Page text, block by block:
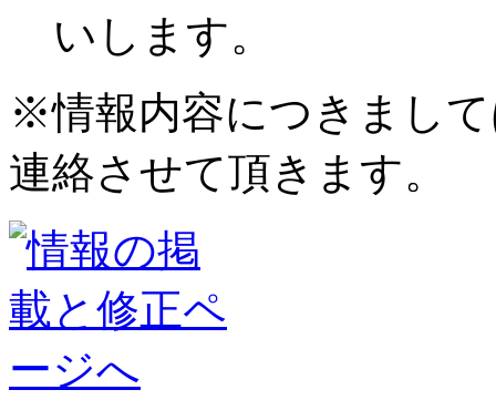
いします。
※情報内容につきまし
連絡させて頂きます。